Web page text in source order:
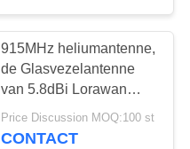
915MHz heliumantenne,
de Glasvezelantenne
van 5.8dBi Lorawan
voor IOT-Apparaat
Price Discussion MOQ:100 st
CONTACT